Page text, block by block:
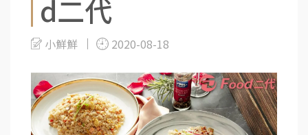
d二代
小鮮鮮 2020-08-18